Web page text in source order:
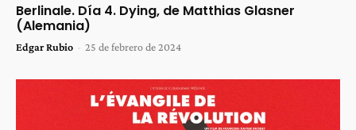
Berlinale. Día 4. Dying, de Matthias Glasner
(Alemania)
Edgar Rubio - 25 de febrero de 2024